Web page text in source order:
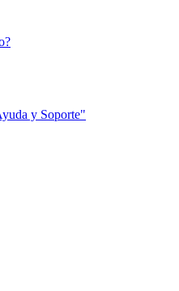
y Soporte"